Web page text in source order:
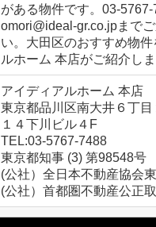
がある物件です。03-
omori@ideal-gr.co.jpまで
い。大田区のおすすめ物
ルホーム 本店がご紹介しま
アイディアルホーム 本店
東京都品川区南大井６丁
１４下川ビル４F
TEL:03-5767-7488
東京都知事 (3) 第98548号
(公社）全日本不動産協会
(公社）首都圏不動産公正